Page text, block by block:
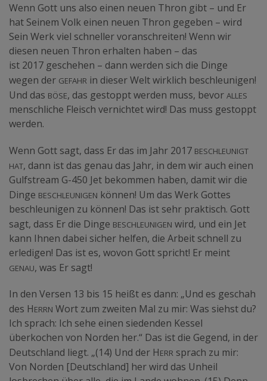
Wenn Gott uns also einen neuen Thron gibt – und Er
hat Seinem Volk einen neuen Thron gegeben – wird
Sein Werk viel schneller voranschreiten! Wenn wir
diesen neuen Thron erhalten haben – das
ist 2017 geschehen – dann werden sich die Dinge
wegen der Gefahr in dieser Welt wirklich beschleunigen!
Und das Böse, das gestoppt werden muss, bevoralles
menschliche Fleisch vernichtet wird! Das muss gestoppt
werden.
Wenn Gott sagt, dass Er das im Jahr 2017 beschleunigt
hat, dann ist das genau das Jahr, in dem wir auch einen
Gulfstream G-450 Jet bekommen haben, damit wir die
Dinge beschleunigen können! Um das Werk Gottes
beschleunigen zu können! Das ist sehr praktisch. Gott
sagt, dass Er die Dinge beschleunigen wird, und ein Jet
kann Ihnen dabei sicher helfen, die Arbeit schnell zu
erledigen! Das ist es, wovon Gott spricht! Er meint
genau, was Er sagt!
In den Versen 13 bis 15 heißt es dann: „Und es geschah
des Herrn Wort zum zweiten Mal zu mir: Was siehst du?
Ich sprach: Ich sehe einen siedenden Kessel
überkochen von Norden her.“ Das ist die Gegend, in der
Deutschland liegt. „(14) Und der Herr sprach zu mir:
Von Norden [Deutschland] her wird das Unheil